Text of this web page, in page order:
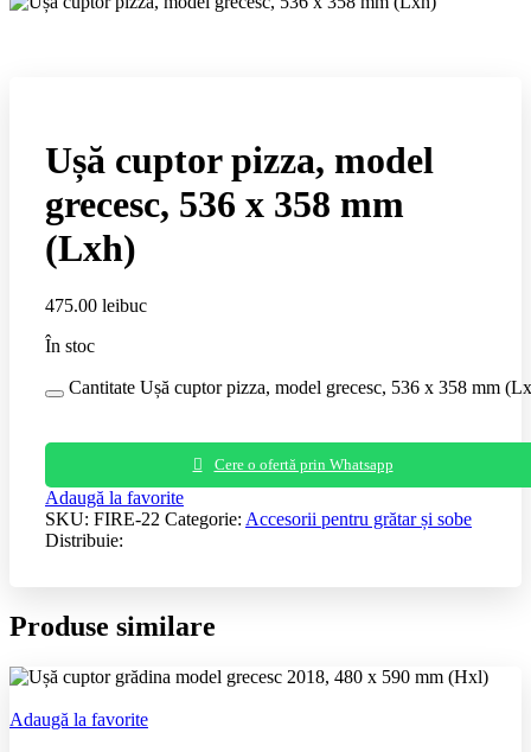
Ușă cuptor pizza, model
grecesc, 536 x 358 mm
(Lxh)
475.00 leibuc
În stoc
Cantitate Ușă cuptor pizza, model grecesc, 536 x 358 mm
Cere o ofertă prin Whatsapp
Adaugă la favorite
SKU: FIRE-22 Categorie: Accesorii pentru grătar și sobe
Distribuie:
Produse similare
Adaugă la favorite